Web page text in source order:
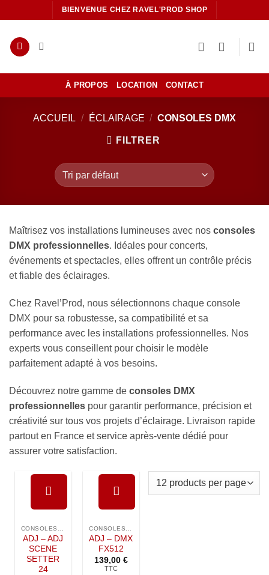
au
contenu
BIENVENUE CHEZ RAVEL'PROD SHOP
À PROPOS LOCATION CONTACT
ACCUEIL / ÉCLAIRAGE / CONSOLES DMX
FILTRER
Maîtrisez vos installations lumineuses avec nos consoles
DMX professionnelles. Idéales pour concerts,
événements et spectacles, elles offrent un contrôle précis
et fiable des éclairages.
Chez Ravel’Prod, nous sélectionnons chaque console
DMX pour sa robustesse, sa compatibilité et sa
performance avec les installations professionnelles. Nos
experts vous conseillent pour choisir le modèle
parfaitement adapté à vos besoins.
Découvrez notre gamme de consoles DMX
professionnelles pour garantir performance, précision et
créativité sur tous vos projets d’éclairage. Livraison rapide
partout en France et service après-vente dédié pour
assurer votre satisfaction.
la liste de
souhaits
ADJ – ADJ
SCENE
SETTER
24
la liste de
souhaits
ADJ – DMX
FX512
139,00 €
TTC